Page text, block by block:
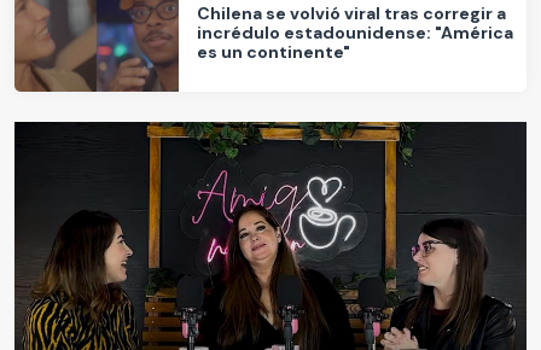
Chilena se volvió viral tras corregir a
incrédulo estadounidense: "América
es un continente"